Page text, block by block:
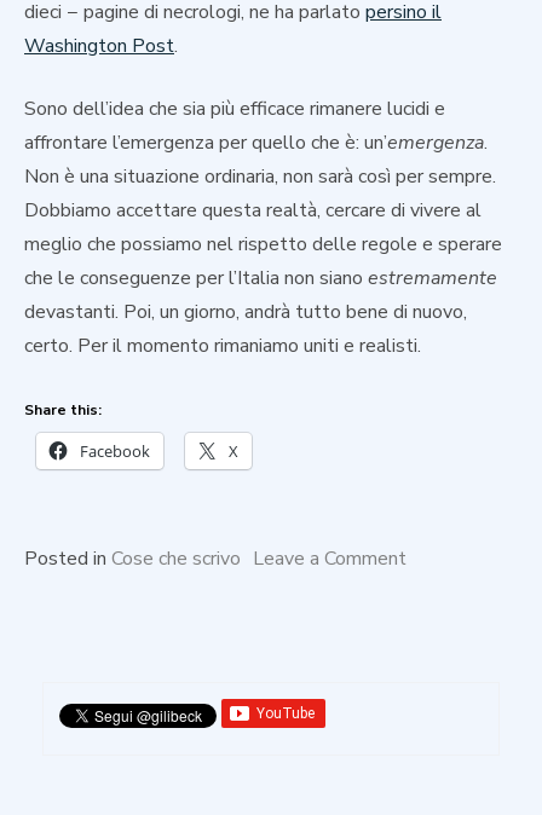
dieci − pagine di necrologi, ne ha parlato persino il
Washington Post.
Sono dell’idea che sia più efficace rimanere lucidi e
affrontare l’emergenza per quello che è: un’emergenza.
Non è una situazione ordinaria, non sarà così per sempre.
Dobbiamo accettare questa realtà, cercare di vivere al
meglio che possiamo nel rispetto delle regole e sperare
che le conseguenze per l’Italia non siano estremamente
devastanti. Poi, un giorno, andrà tutto bene di nuovo,
certo. Per il momento rimaniamo uniti e realisti.
Share this:
Facebook X
Posted in Cose che scrivo Leave a Commenton